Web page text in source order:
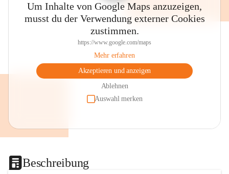
Um Inhalte von Google Maps anzuzeigen,
musst du der Verwendung externer Cookies
zustimmen.
https://www.google.com/maps
Mehr erfahren
Akzeptieren und anzeigen
Ablehnen
Auswahl merken
Beschreibung